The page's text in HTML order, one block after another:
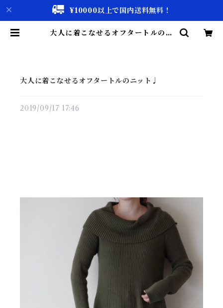
¥10000以上で国内送料無料！
大人に着こなせるオフタートルのニ
大人に着こなせるオフタートルのニット♩
2019/09/17 17:46